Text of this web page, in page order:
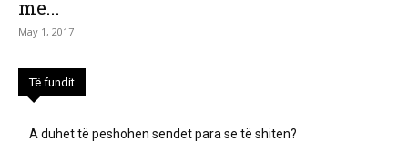
me...
May 1, 2017
Të fundit
A duhet të peshohen sendet para se të shiten?